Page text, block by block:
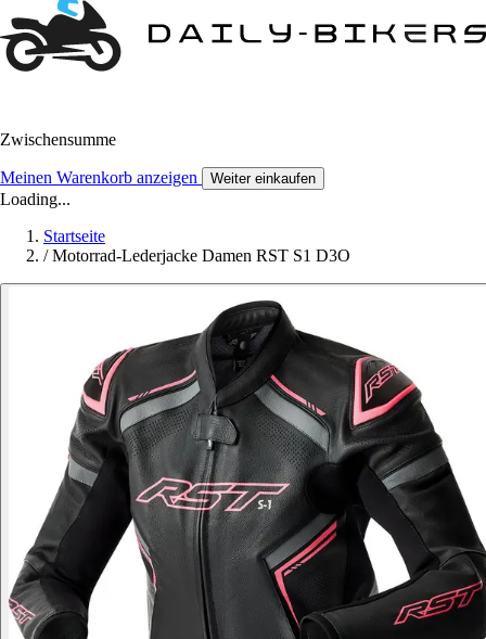
Zwischensumme
Meinen Warenkorb anzeigen Weiter einkaufen
Loading...
Startseite
/ Motorrad-Lederjacke Damen RST S1 D3O